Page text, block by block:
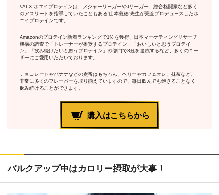
VALX ホエイプロテインは、メジャーリーガーやJリーガー、総合格闘家など多く
のアスリートを指導していたこともある”山本義徳”先生が完全プロデュースしたホ
エイプロテインです。
Amazonのプロテイン新着ランキングで1位を獲得 、日本マーケティングリサーチ
機構の調査で「トレーナーが推奨するプロテイン」「おいしいと思うプロテイ
ン」「飲み続けたいと思うプロテイン」の部門で3冠を達成するなど、多くのユー
ザーにご愛用いただいております。
チョコレートやバナナなどの定番はもちろん、 ベリーやカフェオレ 抹茶など、
非常に多くのフレーバーを取り揃えていますので、毎日飲んでも飽きることなく
飲み続けることができます。
購入はこちらから
バルクアップ中はカロリー摂取が大事！